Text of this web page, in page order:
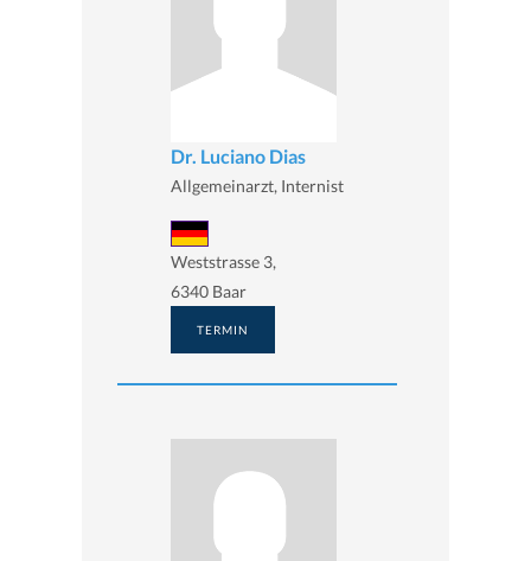
Dr. Luciano Dias
Allgemeinarzt, Internist
Weststrasse 3,
6340 Baar
TERMIN